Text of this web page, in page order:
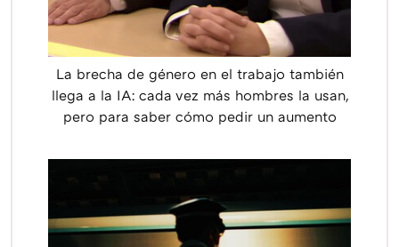
La brecha de género en el trabajo también
llega a la IA: cada vez más hombres la usan,
pero para saber cómo pedir un aumento